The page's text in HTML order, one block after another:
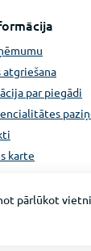
atgriešana
par piegādi
karte
pārlūkot